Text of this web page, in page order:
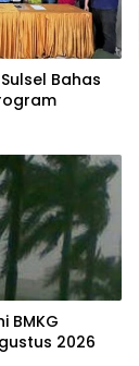
Bahas
BMKG
2026